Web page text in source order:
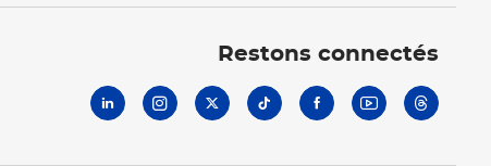
Restons connectés